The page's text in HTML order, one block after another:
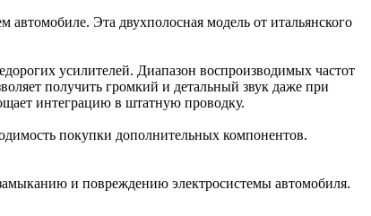
Эта двухполосная модель от итальянского
усилителей. Диапазон воспроизводимых частот
получить громкий и детальный звук даже при
интеграцию в штатную проводку.
покупки дополнительных компонентов.
и повреждению электросистемы автомобиля.